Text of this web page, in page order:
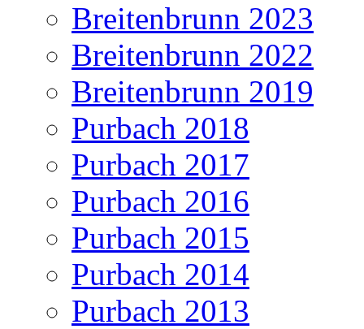
Breitenbrunn 2023
Breitenbrunn 2022
Breitenbrunn 2019
Purbach 2018
Purbach 2017
Purbach 2016
Purbach 2015
Purbach 2014
Purbach 2013